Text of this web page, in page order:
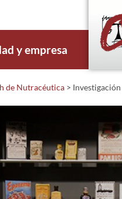
y empresa
de Nutracéutica > Investigación